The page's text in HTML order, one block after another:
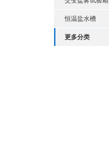
恒温盐水槽
更多分类